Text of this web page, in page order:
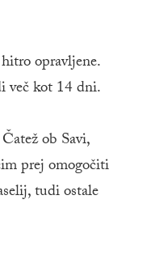
opravljene.
več kot 14 dni.
ob Savi,
prej omogočiti
tudi ostale